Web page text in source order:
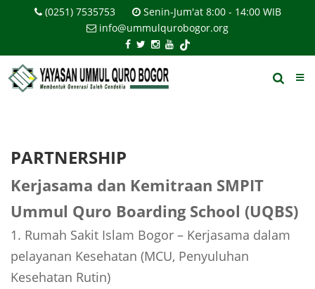
(0251) 7535753
Senin-Jum'at 8:00 - 14:00 WIB
info@ummulqurobogor.org
PARTNERSHIP
Kerjasama dan Kemitraan SMPIT
Ummul Quro Boarding School (UQBS)
1. Rumah Sakit Islam Bogor – Kerjasama dalam
pelayanan Kesehatan (MCU, Penyuluhan
Kesehatan Rutin)